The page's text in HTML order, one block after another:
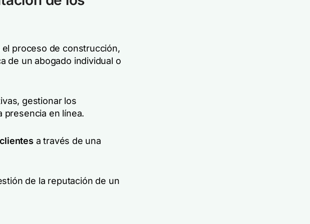
el proceso de construcción,
de un abogado individual o
gestionar los
presencia en línea.
a través de una
de la reputación de un